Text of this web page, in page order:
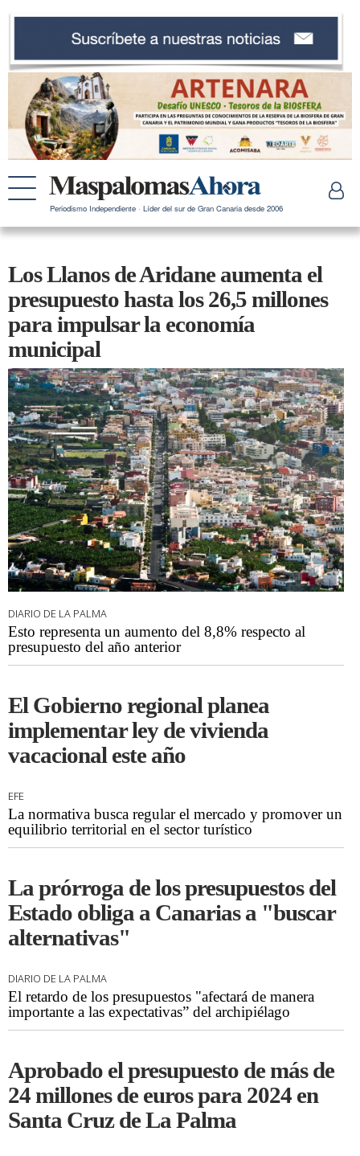
Periodismo Independiente · Líder del sur de Gran Canaria desde 2006
Los Llanos de Aridane aumenta el
presupuesto hasta los 26,5 millones
para impulsar la economía
municipal
DIARIO DE LA PALMA
Esto representa un aumento del 8,8% respecto al
presupuesto del año anterior
El Gobierno regional planea
implementar ley de vivienda
vacacional este año
EFE
La normativa busca regular el mercado y promover un
equilibrio territorial en el sector turístico
La prórroga de los presupuestos del
Estado obliga a Canarias a "buscar
alternativas"
DIARIO DE LA PALMA
El retardo de los presupuestos "afectará de manera
importante a las expectativas” del archipiélago
Aprobado el presupuesto de más de
24 millones de euros para 2024 en
Santa Cruz de La Palma